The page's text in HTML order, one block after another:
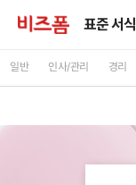
표준 서식
일반 인사/관리 경리